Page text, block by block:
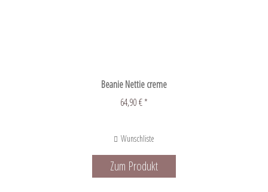
Beanie Nettie creme
64,90 € *
Wunschliste
Zum Produkt